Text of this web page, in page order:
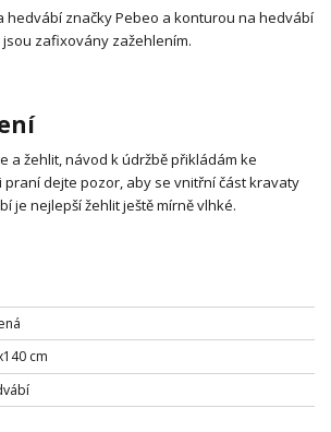
hedvábí značky Pebeo a konturou na hedvábí
jsou zafixovány zažehlením.
a žehlit, návod k údržbě přikládám ke
praní dejte pozor, aby se vnitřní část kravaty
je nejlepší žehlit ještě mírně vlhké.
cm